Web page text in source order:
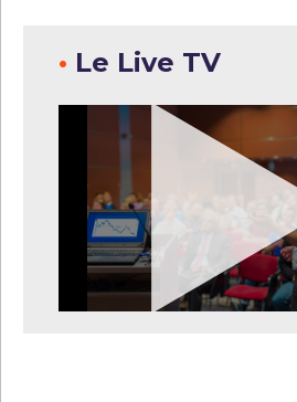
• Le Live TV